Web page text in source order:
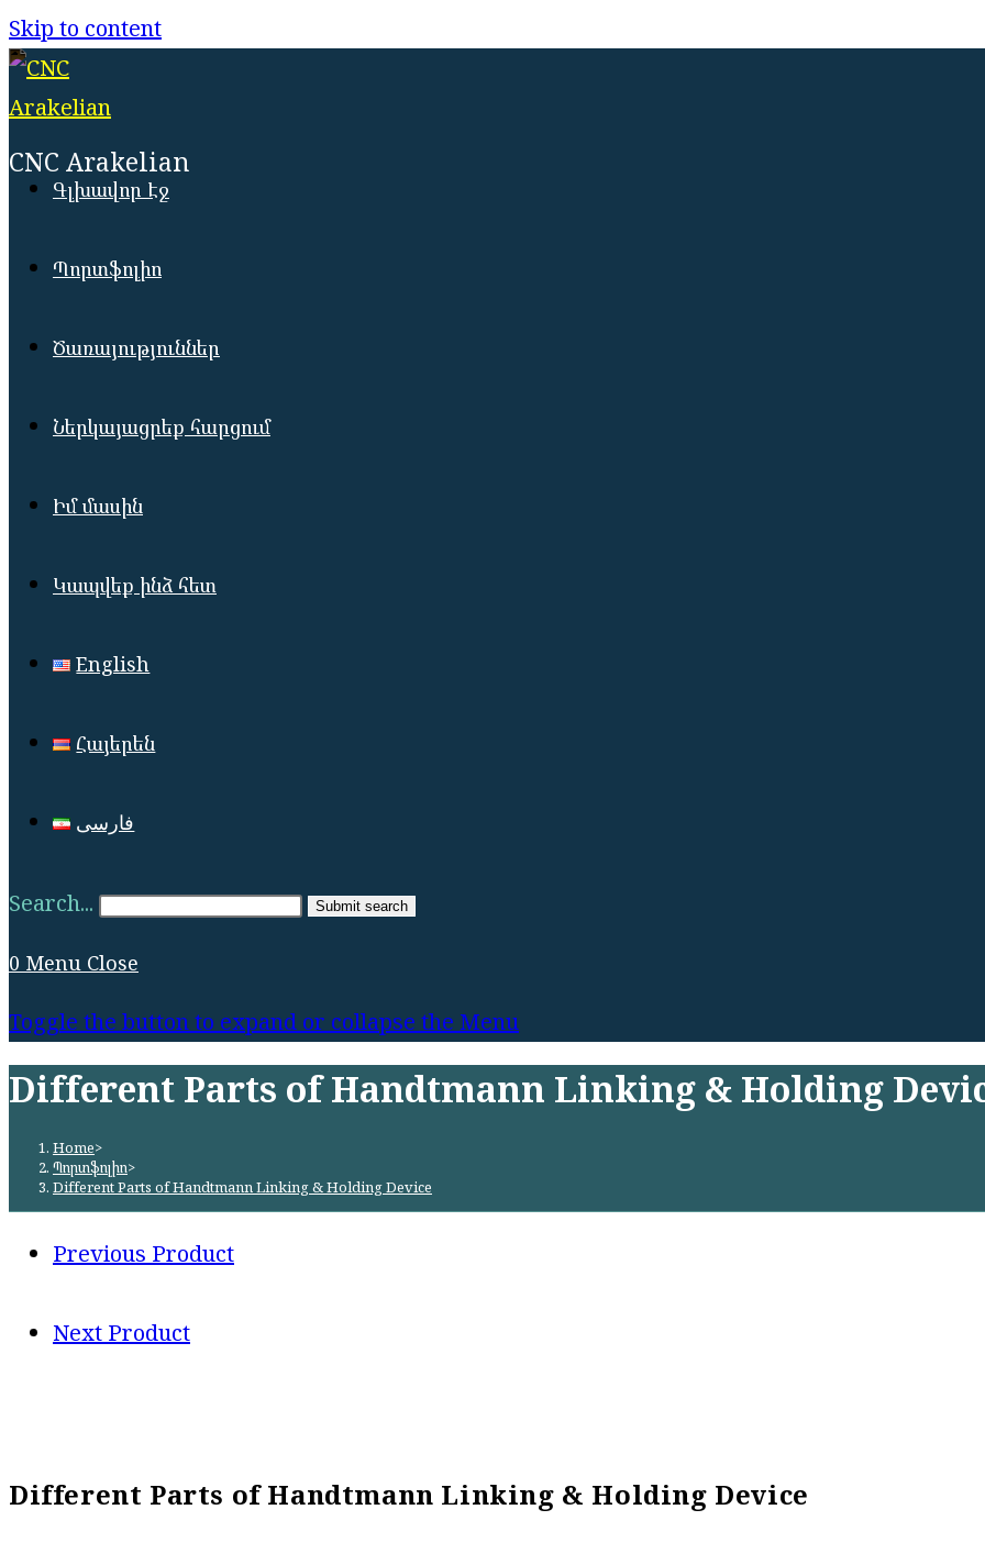
Skip to content
CNC Arakelian
Գլխավոր Էջ
Պորտֆոլիո
Ծառայություններ
Ներկայացրեք հարցում
Իմ մասին
Կապվեք ինձ հետ
English
Հայերեն
فارسی
Search... Submit search
0 Menu Close
Toggle the button to expand or collapse the Menu
Different Parts of Handtmann Linking & Holding
Home>
Պորտֆոլիո>
Different Parts of Handtmann Linking & Holding Device
Previous Product
Next Product
Different Parts of Handtmann Linking & Holding Device